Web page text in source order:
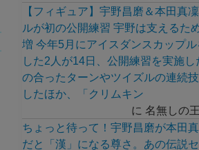
【フィギュア】宇野昌磨＆本田真
ルが初の公開練習 宇野は支えるた
増 今年5月にアイスダンスカップル
した2人が14日、公開練習を実施し
の合ったターンやツイズルの連続
したほか、「クリムキン
に 名無しの
ちょっと待って！宇野昌磨が本田
だと「漢」になる尊さ。あの伝説